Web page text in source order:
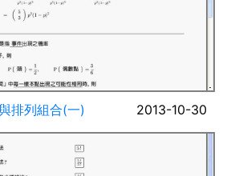
排列組合(一) 2013-10-30